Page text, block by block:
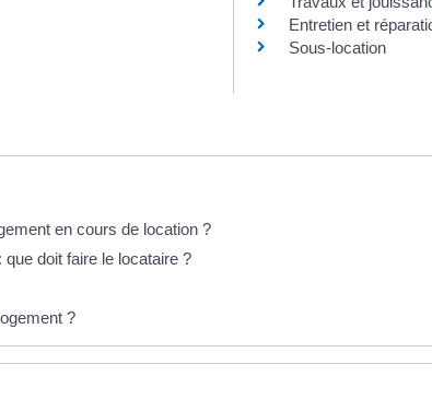
Entretien et
Sous-location
en cours de location ?
doit faire le locataire ?
?